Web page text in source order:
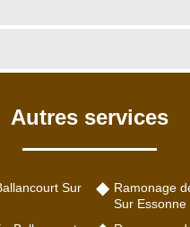
Autres services
Sur
Ramonage
Sur Essonne